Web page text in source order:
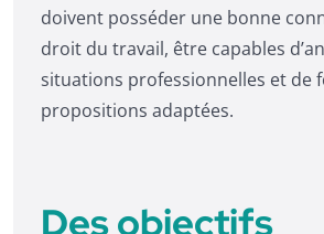
doivent posséder une bonne
droit du travail, être capables
situations professionnelles et de
propositions adaptées.
Des objectifs